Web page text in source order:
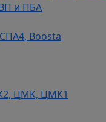
и ПБА
Boosta
ЦМК, ЦМК1